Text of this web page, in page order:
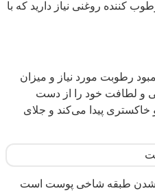
کننده روغنی نیاز دارید که با
رطوبت مورد نیاز و میزان
و لطافت خود را از دست
خاکستری پیدا می‌کند و جلای
شدن طبقه شاخی پوست است